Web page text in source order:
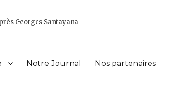
Georges Santayana
Notre Journal Nos partenaires